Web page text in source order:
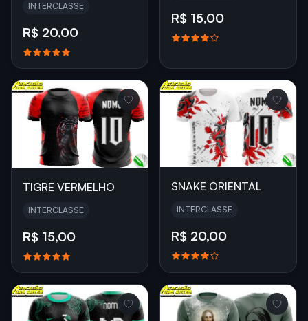
INTERCLASSE
R$ 20,00
R$ 15,00
TIGRE VERMELHO
INTERCLASSE
R$ 15,00
SNAKE ORIENTAL
INTERCLASSE
R$ 20,00